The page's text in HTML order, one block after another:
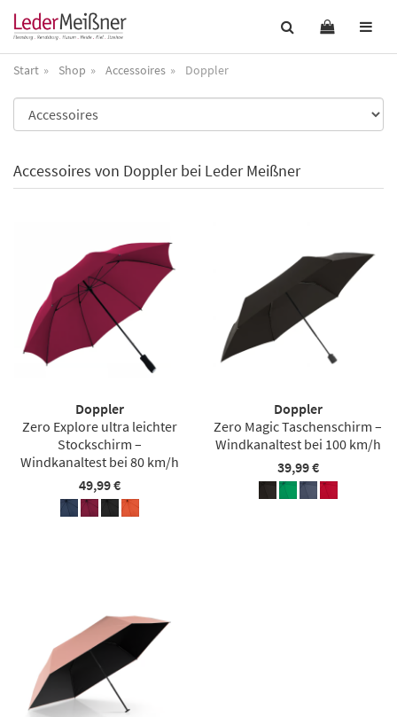
Start Shop Accessoires Doppler
Accessoires von Doppler bei Leder Meißner
Doppler
Zero Explore ultra leichter
Stockschirm –
Windkanaltest bei 80 km/h
49,99 €
Doppler
Zero Magic Taschenschirm –
Windkanaltest bei 100 km/h
39,99 €